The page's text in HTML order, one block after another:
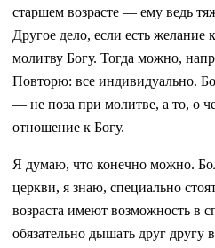
старшем возрасте — ему ведь
Другое дело, если есть желание
молитву Богу. Тогда можно,
Повторю: все индивидуально.
— не поза при молитве, а то, о
отношение к Богу.
Я думаю, что конечно можно.
церкви, я знаю, специально
возраста имеют возможность в
обязательно дышать друг другу